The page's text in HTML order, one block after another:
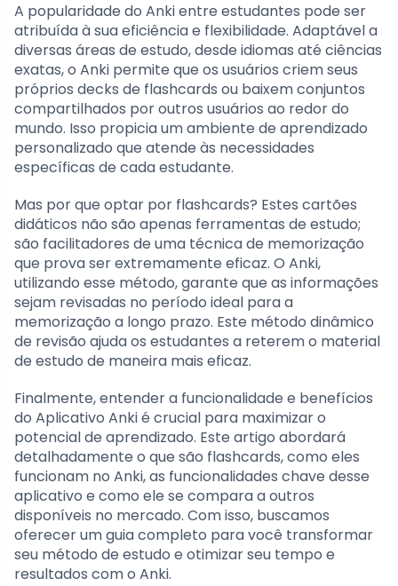
A popularidade do Anki entre estudantes pode ser
atribuída à sua eficiência e flexibilidade. Adaptável a
diversas áreas de estudo, desde idiomas até ciências
exatas, o Anki permite que os usuários criem seus
próprios decks de flashcards ou baixem conjuntos
compartilhados por outros usuários ao redor do
mundo. Isso propicia um ambiente de aprendizado
personalizado que atende às necessidades
específicas de cada estudante.
Mas por que optar por flashcards? Estes cartões
didáticos não são apenas ferramentas de estudo;
são facilitadores de uma técnica de memorização
que prova ser extremamente eficaz. O Anki,
utilizando esse método, garante que as informações
sejam revisadas no período ideal para a
memorização a longo prazo. Este método dinâmico
de revisão ajuda os estudantes a reterem o material
de estudo de maneira mais eficaz.
Finalmente, entender a funcionalidade e benefícios
do Aplicativo Anki é crucial para maximizar o
potencial de aprendizado. Este artigo abordará
detalhadamente o que são flashcards, como eles
funcionam no Anki, as funcionalidades chave desse
aplicativo e como ele se compara a outros
disponíveis no mercado. Com isso, buscamos
oferecer um guia completo para você transformar
seu método de estudo e otimizar seu tempo e
resultados com o Anki.